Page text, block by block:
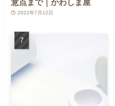
意点まで｜かわしま屋
2022年7月12日